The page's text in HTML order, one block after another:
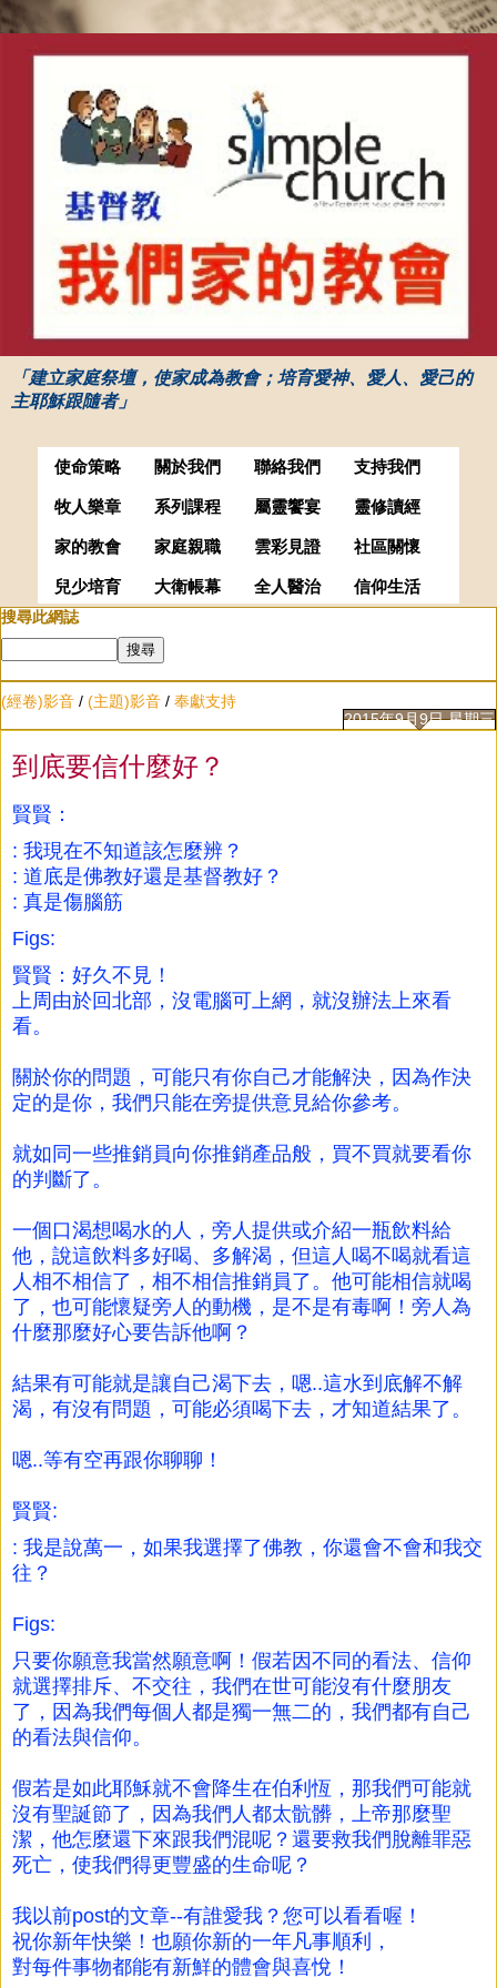
「建立家庭祭壇，使家成為教會；培育愛神、愛人、愛己的
主耶穌跟隨者」
使命策略 關於我們 聯絡我們 支持我們
牧人樂章 系列課程 屬靈饗宴 靈修讀經
家的教會 家庭親職 雲彩見證 社區關懷
兒少培育 大衛帳幕 全人醫治
信仰生活
搜尋此網誌
(經卷)影音 / (主題)影音 / 奉獻支持
2015年9月9日 星期三
到底要信什麼好？
賢賢：
: 我現在不知道該怎麼辨？
: 道底是佛教好還是基督教好？
: 真是傷腦筋
Figs:
賢賢：好久不見！
上周由於回北部，沒電腦可上網，就沒辦法上來看
看。
關於你的問題，可能只有你自己才能解決，因為作決
定的是你，我們只能在旁提供意見給你參考。
就如同一些推銷員向你推銷產品般，買不買就要看你
的判斷了。
一個口渴想喝水的人，旁人提供或介紹一瓶飲料給
他，說這飲料多好喝、多解渴，但這人喝不喝就看這
人相不相信了，相不相信推銷員了。他可能相信就喝
了，也可能懷疑旁人的動機，是不是有毒啊！旁人為
什麼那麼好心要告訴他啊？
結果有可能就是讓自己渴下去，嗯..這水到底解不解
渴，有沒有問題，可能必須喝下去，才知道結果了。
嗯..等有空再跟你聊聊！
賢賢:
: 我是說萬一，如果我選擇了佛教，你還會不會和我交
往？
Figs:
只要你願意我當然願意啊！假若因不同的看法、信仰
就選擇排斥、不交往，我們在世可能沒有什麼朋友
了，因為我們每個人都是獨一無二的，我們都有自己
的看法與信仰。
假若是如此耶穌就不會降生在伯利恆，那我們可能就
沒有聖誕節了，因為我們人都太骯髒，上帝那麼聖
潔，他怎麼還下來跟我們混呢？還要救我們脫離罪惡
死亡，使我們得更豐盛的生命呢？
我以前post的文章--有誰愛我？您可以看看喔！
祝你新年快樂！也願你新的一年凡事順利，
對每件事物都能有新鮮的體會與喜悅！